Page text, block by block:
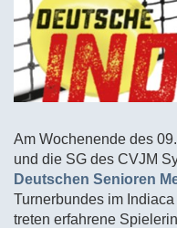
Am Wochenende des
und die SG des CVJM
Deutschen Senioren
Turnerbundes im
treten erfahrene